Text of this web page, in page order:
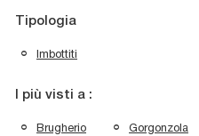
Tipologia
Imbottiti
I più visti a :
Brugherio Gorgonzola